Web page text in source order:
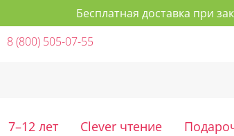
Бесплатная доставка при
8 (800) 505-07-55
7–12 лет Clever чтение